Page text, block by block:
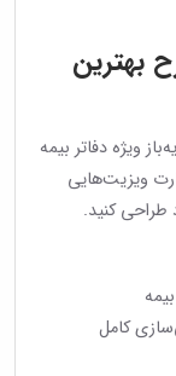
بهترین
ویژه دفاتر بیمه
ویزیت‌هایی
کنید.